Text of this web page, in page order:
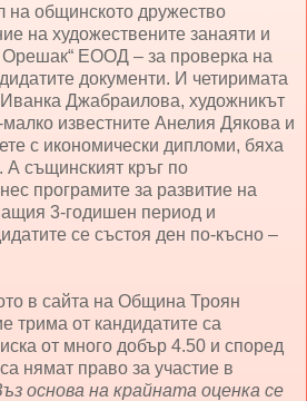
на общинското дружество
на художествените занаяти и
ЕООД – за проверка на
документи. И четиримата
Джабраилова, художникът
известните Анелия Дякова и
с икономически дипломи, бяха
А същинският кръг по
програмите за развитие на
3-годишен период и
се състоя ден по-късно –
в сайта на Община Троян
трима от кандидатите са
от много добър 4.50 и според
нямат право за участие в
основа на крайната оценка се